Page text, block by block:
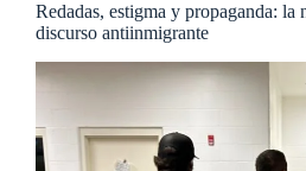
Redadas, estigma y propaganda: la
discurso antiinmigrante